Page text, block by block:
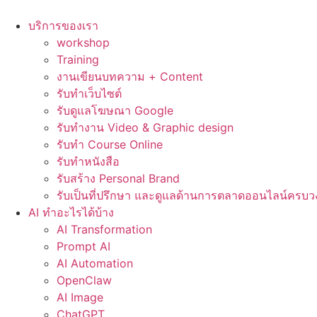
บริการของเรา
workshop
Training
งานเขียนบทความ + Content
รับทำเว็บไซต์
รับดูแลโฆษณา Google
รับทำงาน Video & Graphic design
รับทำ Course Online
รับทำหนังสือ
รับสร้าง Personal Brand
รับเป็นที่ปรึกษา และดูแลด้านการตลาดออนไลน์ครบว
AI ทำอะไรได้บ้าง
AI Transformation
Prompt AI
AI Automation
OpenClaw
AI Image
ChatGPT